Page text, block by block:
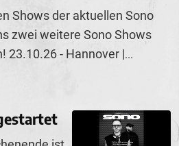
zwei weitere Sono Shows
23.10.26 - Hannover |...